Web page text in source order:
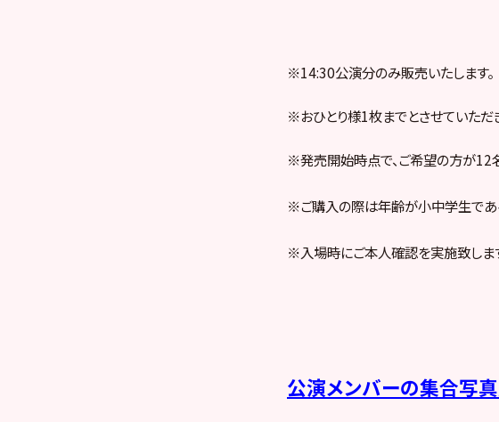
※14:30公演分のみ販売いたします。
※おひとり様1枚までとさせていただ
※発売開始時点で、ご希望の方が12
※ご購入の際は年齢が小中学生であ
※入場時にご本人確認を実施致しま
公演メンバーの集合写